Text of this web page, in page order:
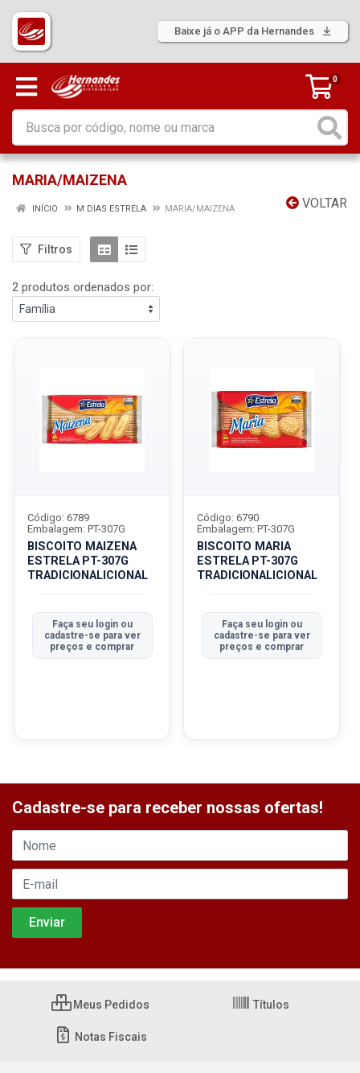
Baixe já o APP da Hernandes
0
MARIA/MAIZENA
VOLTAR
INÍCIO M DIAS ESTRELA MARIA/MAIZENA
Filtros
2 produtos ordenados por:
BISCOITO MAIZENA
ESTRELA PT-307G
TRADICIONALICIONAL
Código: 6789
Embalagem: PT-307G
Faça seu login ou
cadastre-se para ver
preços e comprar
BISCOITO MARIA
ESTRELA PT-307G
TRADICIONALICIONAL
Código: 6790
Embalagem: PT-307G
Faça seu login ou
cadastre-se para ver
preços e comprar
Cadastre-se para receber nossas ofertas!
Meus Pedidos Títulos
Notas Fiscais